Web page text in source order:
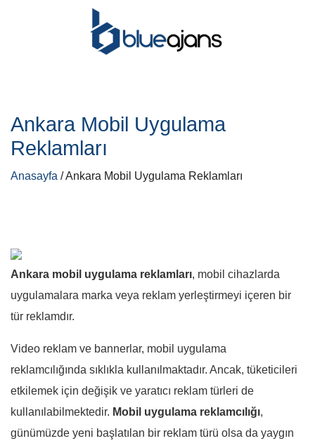
Ankara Mobil Uygulama
Reklamları
Anasayfa / Ankara Mobil Uygulama Reklamları
Ankara mobil uygulama reklamları, mobil cihazlarda
uygulamalara marka veya reklam yerleştirmeyi içeren bir
tür reklamdır.
Video reklam ve bannerlar, mobil uygulama
reklamcılığında sıklıkla kullanılmaktadır. Ancak, tüketicileri
etkilemek için değişik ve yaratıcı reklam türleri de
kullanılabilmektedir. Mobil uygulama reklamcılığı,
günümüzde yeni başlatılan bir reklam türü olsa da yaygın